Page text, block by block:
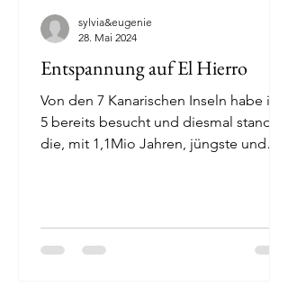
Entspannung auf El Hierro
Von den 7 Kanarischen Inseln habe ich
5 bereits besucht und diesmal stand
die, mit 1,1Mio Jahren, jüngste und
sylvia&eugenie
28. Mai 2024